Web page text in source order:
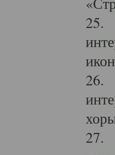
25.
26.
27.